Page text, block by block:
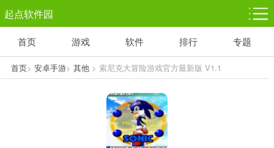
起点软件园
塔防游戏
1千+款游戏
休闲益智
1万+款游戏
体育竞技
5百+款游戏
赛车竞速
3百+款游戏
首页 游戏 软件 排行 专题
首页> 安卓手游> 其他> 索尼克大冒险游戏官方最新版 V1.1